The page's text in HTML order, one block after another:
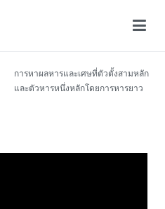
การหาผลหารและเศษที่ตัวตั้งสามหลัก
และตัวหารหนึ่งหลักโดยการหารยาว